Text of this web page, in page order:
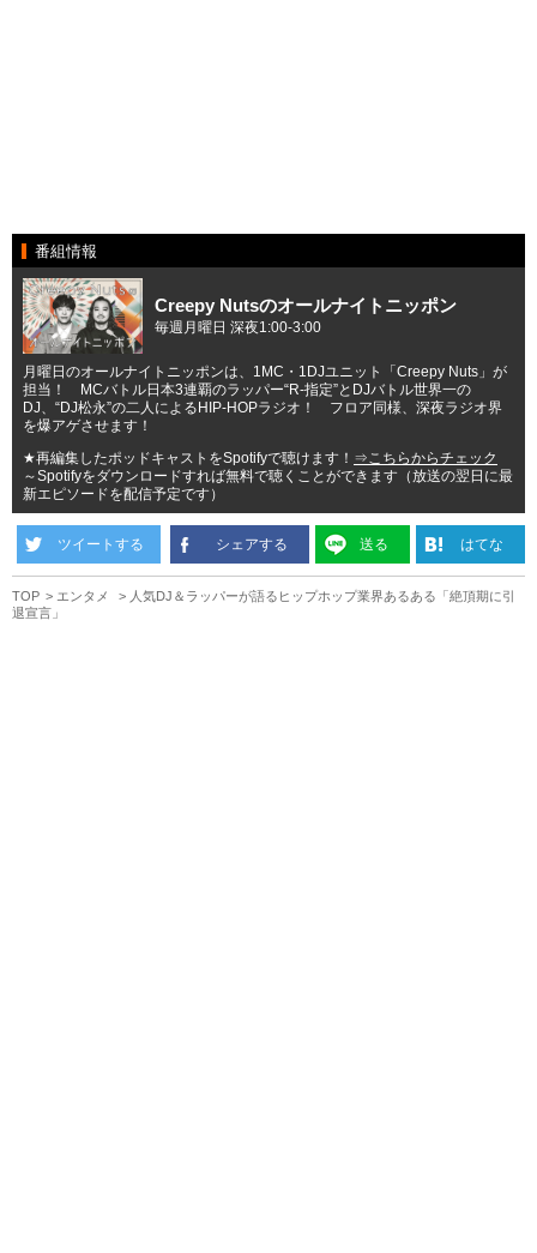
番組情報
Creepy Nutsのオールナイトニッポン
毎週月曜日 深夜1:00-3:00
月曜日のオールナイトニッポンは、1MC・1DJユニット「Creepy Nuts」が
担当！ MCバトル日本3連覇のラッパー“R-指定”とDJバトル世界一の
DJ、“DJ松永”の二人によるHIP-HOPラジオ！ フロア同様、深夜ラジオ界
を爆アゲさせます！
★再編集したポッドキャストをSpotifyで聴けます！ ⇒こちらからチェック
～Spotifyをダウンロードすれば無料で聴くことができます（放送の翌日に最
新エピソードを配信予定です）
ツイートする シェアする 送る はてな
TOP エンタメ
人気DJ＆ラッパーが語るヒップホップ業界あるある「絶頂期に引
退宣言」